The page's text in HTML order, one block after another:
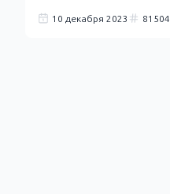
10 декабря 2023 81504